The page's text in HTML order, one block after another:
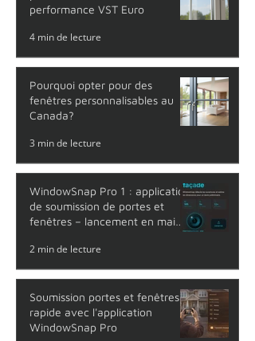
personnalisées haute
performance VST Euro
4 min de lecture
fenêtres personnalisables au
Canada?
3 min de lecture
de soumission de portes et
fenêtres – lancement en mai
2026
2 min de lecture